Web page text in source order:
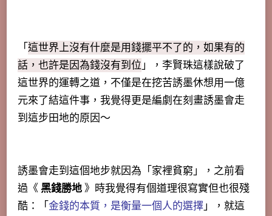
「這世界上沒有什麼是用錢擺平不了的，如果有的
話，也許是因為錢沒有到位」，李賢珠這樣說破了
這世界的運轉之道，不僅是在挖苦誘墨休想用一億
元來了結這件事，我覺得更是編劇在刻畫誘墨會走
到這步田地的原因～
誘墨會走到這個地步就因為「家裡貧窮」，之前看
過《 黑錢勝地》時我覺得有個道理很寫實但也很殘
酷：「金錢的本質，是衡量一個人的選擇」，就這